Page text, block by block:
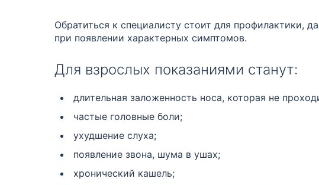
Обратиться к специалисту стоит для профилактики,
при появлении характерных симптомов.
Для взрослых показаниями станут:
длительная заложенность носа, которая не
частые головные боли;
ухудшение слуха;
появление звона, шума в ушах;
хронический кашель;